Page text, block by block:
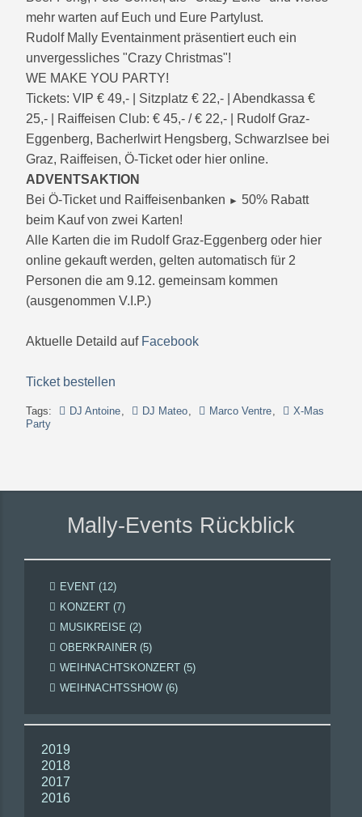
mehr warten auf Euch und Eure Partylust.
Rudolf Mally Eventainment präsentiert euch ein
unvergessliches "Crazy Christmas"!
WE MAKE YOU PARTY!
Tickets: VIP € 49,- | Sitzplatz € 22,- | Abendkassa €
25,- | Raiffeisen Club: € 45,- / € 22,- | Rudolf Graz-
Eggenberg, Bacherlwirt Hengsberg, Schwarzlsee bei
Graz, Raiffeisen, Ö-Ticket oder hier online.
ADVENTSAKTION
Bei Ö-Ticket und Raiffeisenbanken ► 50% Rabatt
beim Kauf von zwei Karten!
Alle Karten die im Rudolf Graz-Eggenberg oder hier
online gekauft werden, gelten automatisch für 2
Personen die am 9.12. gemeinsam kommen
(ausgenommen V.I.P.)
Aktuelle Detaild auf Facebook
Ticket bestellen
Tags: DJ Antoine, DJ Mateo, Marco Ventre,
X-Mas
Party
Mally-Events Rückblick
EVENT (12)
KONZERT (7)
MUSIKREISE (2)
OBERKRAINER (5)
WEIHNACHTSKONZERT (5)
WEIHNACHTSSHOW (6)
2019
2018
2017
2016